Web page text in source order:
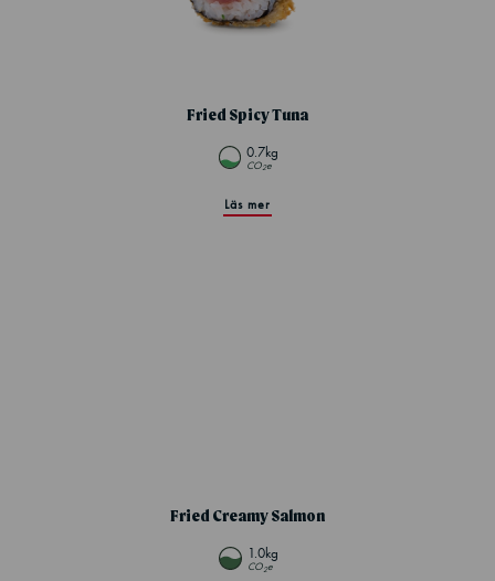
Fried Spicy Tuna
0.7kg
CO2e
Läs mer
Fried Creamy Salmon
1.0kg
CO2e